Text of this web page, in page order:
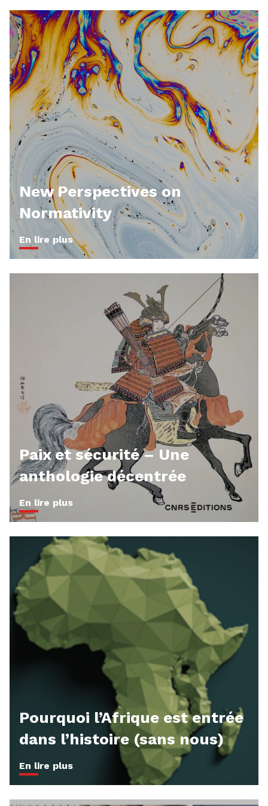
New Perspectives on
Normativity
En lire plus
Paix et sécurité – Une
anthologie décentrée
En lire plus
Pourquoi l’Afrique est entrée
dans l’histoire (sans nous)
En lire plus